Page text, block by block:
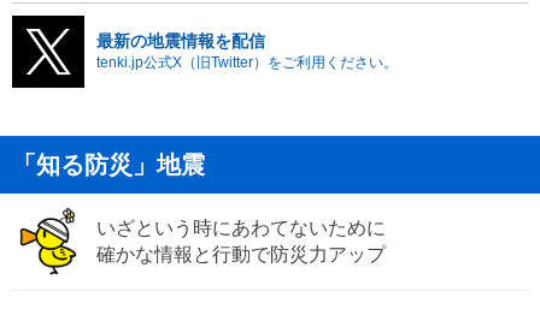
最新の地震情報を配信
tenki.jp公式X（旧Twitter）をご利用ください。
「知る防災」地震
いざという時にあわてないために
確かな情報と行動で防災力アップ